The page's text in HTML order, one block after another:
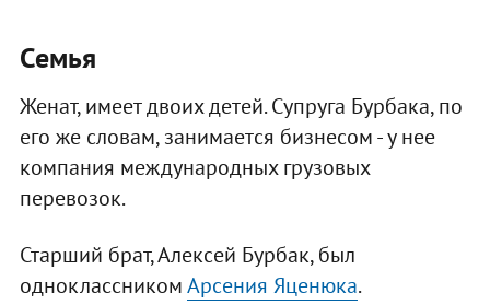
Семья
Женат, имеет двоих детей. Супруга Бурбака, по
его же словам, занимается бизнесом - у нее
компания международных грузовых
перевозок.
Старший брат, Алексей Бурбак, был
одноклассникомАрсения Яценюка.